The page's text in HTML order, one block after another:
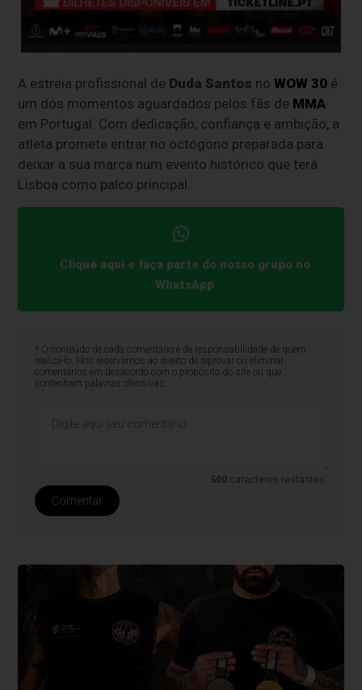
A estreia profissional de Duda Santos noWOW 30 é
um dos momentos aguardados pelos fãs de MMA
em Portugal. Com dedicação, confiança e ambição, a
atleta promete entrar no octógono preparada para
deixar a sua marca num evento histórico que terá
Lisboa como palco principal.
Clique aqui e faça parte do nosso grupo no
WhatsApp
* O conteúdo de cada comentário é de responsabilidade de quem
realizá-lo. Nos reservamos ao direito de reprovar ou eliminar
comentários em desacordo com o propósito do site ou que
contenham palavras ofensivas.
500 caracteres restantes.
Comentar